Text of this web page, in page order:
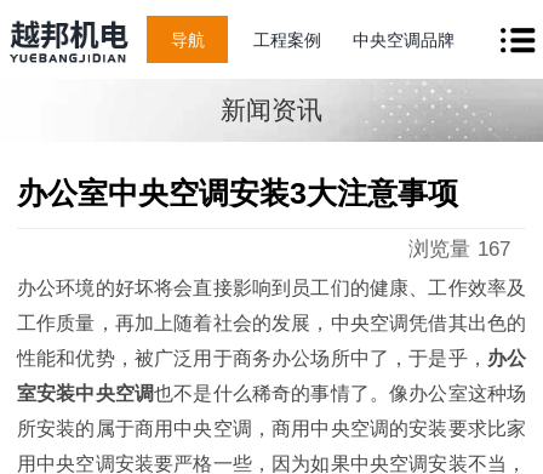
导航 工程案例 中央空调品牌
新闻资讯
办公室中央空调安装3大注意事项
浏览量 167
办公环境的好坏将会直接影响到员工们的健康、工作效率及
工作质量，再加上随着社会的发展，中央空调凭借其出色的
性能和优势，被广泛用于商务办公场所中了，于是乎， 办公
室安装中央空调也不是什么稀奇的事情了。像办公室这种场
所安装的属于商用中央空调，商用中央空调的安装要求比家
用中央空调安装要严格一些，因为如果中央空调安装不当，